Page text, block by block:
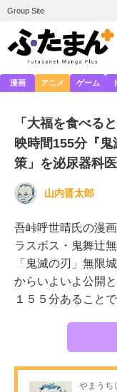
Group Site
漫画 アニメ ゲーム
「大福を食べる
映時間155分『
策」を泌尿器科
山内晋太郎
吾峠呼世晴氏の漫
ラスボス・鬼舞辻
「鬼滅の刃」無限
からいよいよ公開
１５５分あること
やまうち